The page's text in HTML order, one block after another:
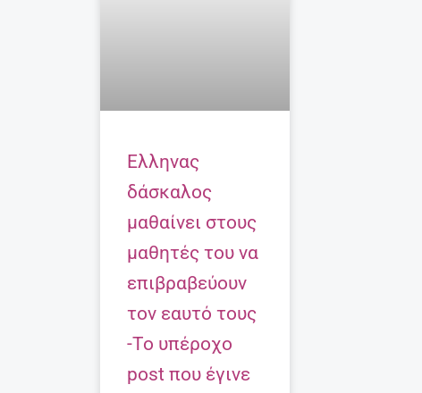
Eλληνας
δάσκαλος
μαθαίνει στους
μαθητές του να
επιβραβεύουν
τον εαυτό τους
-Το υπέροχο
post που έγινε